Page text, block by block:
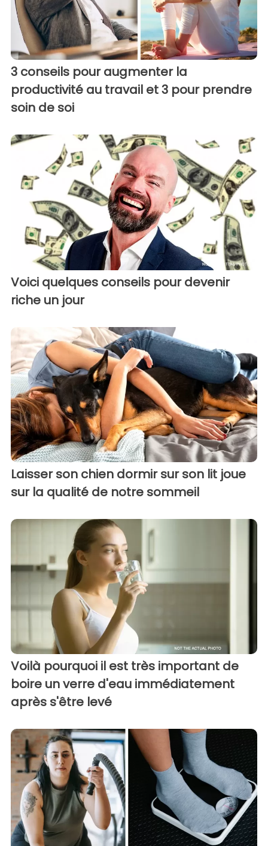
3 conseils pour augmenter la
productivité au travail et 3 pour prendre
soin de soi
Voici quelques conseils pour devenir
riche un jour
Laisser son chien dormir sur son lit joue
sur la qualité de notre sommeil
Voilà pourquoi il est très important de
boire un verre d'eau immédiatement
après s'être levé